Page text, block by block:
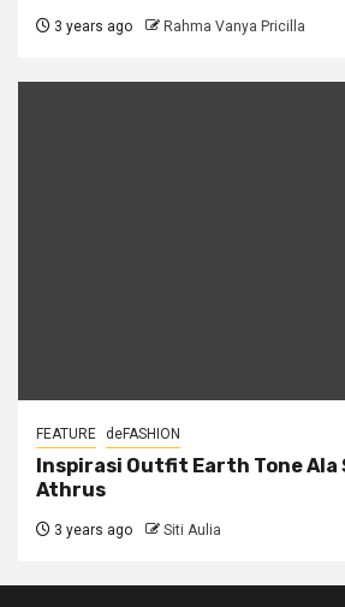
3 years ago Rahma Vanya Pricilla
FEATURE deFASHION
Inspirasi Outfit Earth Tone Ala
Athrus
3 years ago Siti Aulia